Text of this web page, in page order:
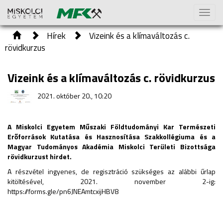
Toggle
Hírek
Vizeink és a klímaváltozás c.
rövidkurzus
Vizeink és a klímaváltozás c. rövidkurzus
2021. október 20., 10:20
A Miskolci Egyetem Műszaki Földtudományi Kar Természeti
Erőforrások Kutatása és Hasznosítása Szakkollégiuma és a
Magyar Tudományos Akadémia Miskolci Területi Bizottsága
rövidkurzust hirdet.
A részvétel ingyenes, de regisztráció szükséges az alábbi űrlap
kitöltésével, 2021. november 2-ig:
https://forms.gle/pn6JNEAmtcxijHBV8